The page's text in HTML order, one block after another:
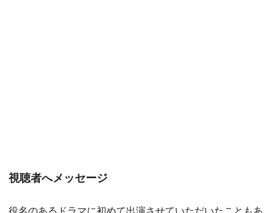
視聴者へメッセージ